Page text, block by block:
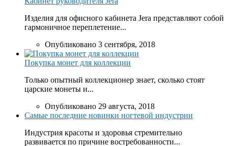
Изделия для офисного кабинета Jera представляют собой
гармоничное переплетение...
Опубликовано 3 сентября, 2018
Покупка монет для коллекции
Только опытный коллекционер знает, сколько стоят
царские монеты и...
Опубликовано 29 августа, 2018
Самые последние новинки ногтевой индустрии
Индустрия красоты и здоровья стремительно
развивается по причине востребованности...